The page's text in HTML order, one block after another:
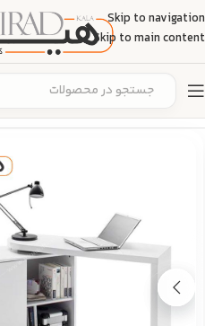
Skip to navigation
Skip to main content